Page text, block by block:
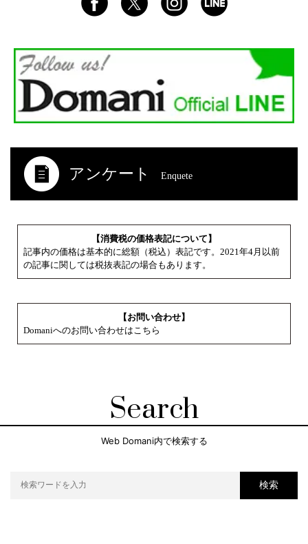
アンケート Enquete
【消費税の価格表記について】
記事内の価格は基本的に総額（税込）表記です。2021年4月以前
の記事に関しては税抜表記の場合もあります。
【お問い合わせ】
Domaniへのお問い合わせはこちら
Search
Web Domani内で検索する
検索